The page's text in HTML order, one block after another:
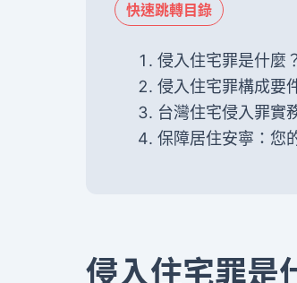
快速跳轉目錄
侵入住宅罪是什麼
侵入住宅罪構成要
台灣住宅侵入罪實
保障居住安寧：您
侵入住宅罪是